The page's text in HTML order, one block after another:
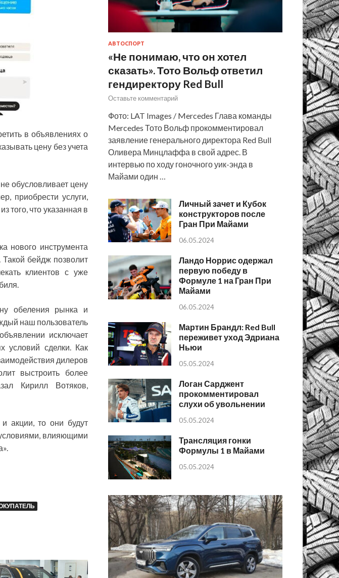
в объявлениях о
цену без учета
обусловливает цену
приобрести услуги,
того, что указанная в
нового инструмента
Такой бейдж позволит
клиентов с уже
обеления рынка и
наш пользователь
исключает
условий сделки. Как
дилеров
выстроить более
Кирилл Вотяков,
акции, то они будут
влияющими
АВТОСПОРТ
«Не понимаю, что он хотел
сказать». Тото Вольф ответил
гендиректору Red Bull
Оставьте комментарий
Фото: LAT Images / Mercedes Глава команды
Mercedes Тото Вольф прокомментировал
заявление генерального директора Red Bull
Оливера Минцлаффа в свой адрес. В
интервью по ходу гоночного уик-энда в
Майами один …
Личный зачет и Кубок
конструкторов после
Гран При Майами
06.05.2024
Ландо Норрис одержал
первую победу в
Формуле 1 на Гран При
Майами
06.05.2024
Мартин Брандл: Red Bull
переживет уход Эдриана
Ньюи
05.05.2024
Логан Сарджент
прокомментировал
слухи об увольнении
05.05.2024
Трансляция гонки
Формулы 1 в Майами
05.05.2024